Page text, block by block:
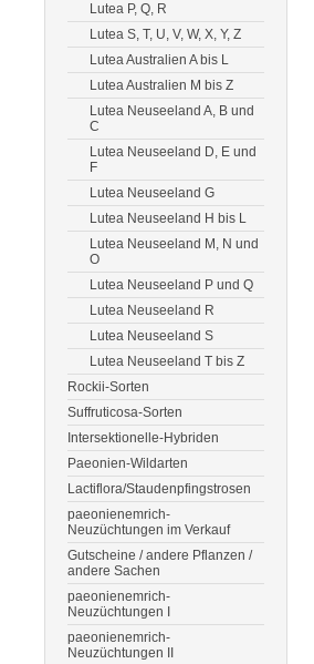
Lutea P, Q, R
Lutea S, T, U, V, W, X, Y, Z
Lutea Australien A bis L
Lutea Australien M bis Z
Lutea Neuseeland A, B und
C
Lutea Neuseeland D, E und
F
Lutea Neuseeland G
Lutea Neuseeland H bis L
Lutea Neuseeland M, N und
O
Lutea Neuseeland P und Q
Lutea Neuseeland R
Lutea Neuseeland S
Lutea Neuseeland T bis Z
Rockii-Sorten
Suffruticosa-Sorten
Intersektionelle-Hybriden
Paeonien-Wildarten
Lactiflora/Staudenpfingstrosen
paeonienemrich-
Neuzüchtungen im Verkauf
Gutscheine / andere Pflanzen /
andere Sachen
paeonienemrich-
Neuzüchtungen I
paeonienemrich-
Neuzüchtungen II